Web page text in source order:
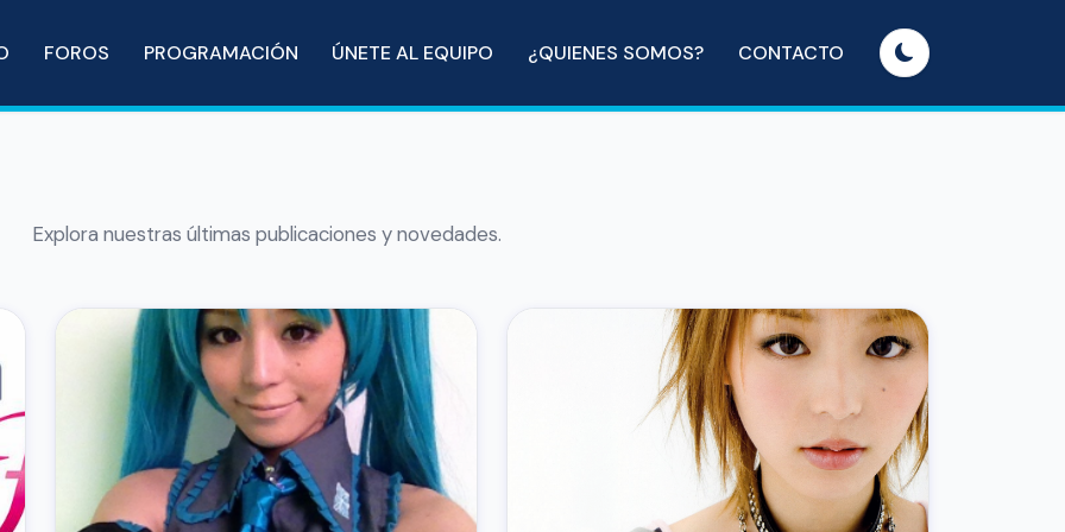
FOROS PROGRAMACIÓN ÚNETE AL EQUIPO ¿QUIENES SOMOS? CONTACTO
Explora nuestras últimas publicaciones y novedades.